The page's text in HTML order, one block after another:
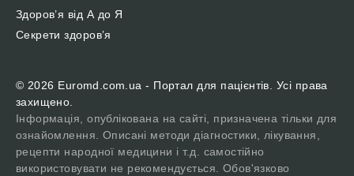
Здоров’я від А до Я
Секрети здоров’я
© 2026 Euromd.com.ua - Портал для пацієнтів. Усі права
захищено.
Інформація, опублікована на сайті, призначена тільки для
ознайомлення. Описані методи діагностики, лікування,
рецепти народної медицини і т.д. самостійно
використовувати не рекомендується. Обов'язково